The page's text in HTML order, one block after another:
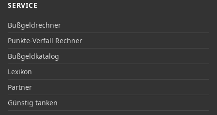
SERVICE
Bußgeldrechner
Punkte-Verfall Rechner
Bußgeldkatalog
Lexikon
Partner
Günstig tanken